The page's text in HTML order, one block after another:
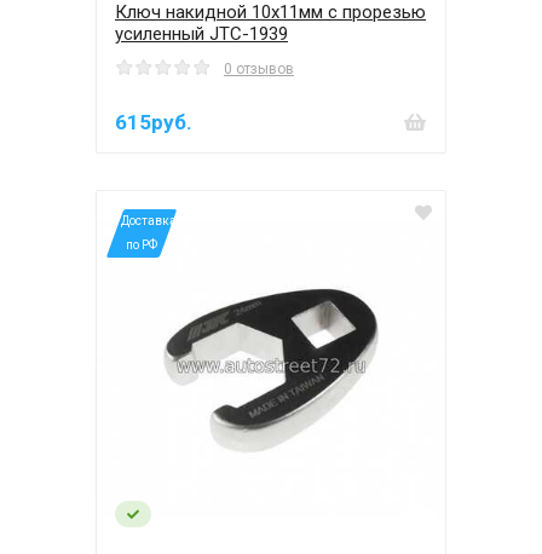
Ключ накидной 10х11мм с прорезью
усиленный JTC-1939
0 отзывов
615руб.
*Доставка
по РФ